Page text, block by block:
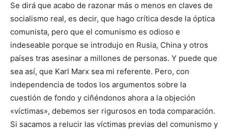
Se dirá que acabo de razonar más o menos en claves de
so­cia­lismo real, es decir, que hago crítica desde la óptica
comunista, pero que el comu­nismo es odioso e
indeseable porque se introdujo en Ru­sia, China y otros
países tras asesinar a millones de perso­nas. Y puede que
sea así, que Karl Marx sea mi referente. Pero, con
independencia de todos los argumentos sobre la
cuestión de fondo y ciñéndonos ahora a la objeción
«víctimas», debemos ser rigurosos en toda comparación.
Si sacamos a relucir las víctimas previas del comu­nismo y